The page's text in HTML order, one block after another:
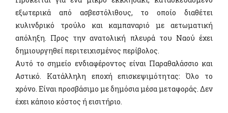
εξωτερικά από ασβεστόλιθους, το οποίο διαθέτει
κυλινδρικό τρούλο και καμπαναριό με αετωματική
απόληξη. Προς την ανατολική πλευρά του Ναού έχει
δημιουργηθεί περιτειχισμένος περίβολος.
Αυτό το σημείο ενδιαφέροντος είναι Παραθαλάσσιο και
Αστικό. Κατάλληλη εποχή επισκεψιμότητας: Όλο το
χρόνο. Είναι προσβάσιμο με δημόσια μέσα μεταφοράς. Δεν
έχει κάποιο κόστος ή εισιτήριο.